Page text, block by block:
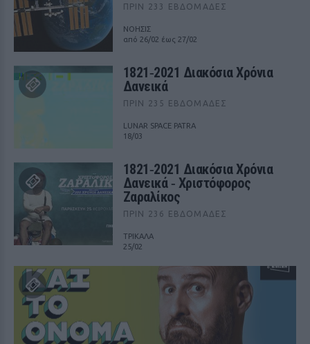
ΠΡΙΝ 233 ΕΒΔΟΜΆΔΕΣ
ΝΟΗΣΙΣ
από 26/02 έως 27/02
1821‑2021 Διακόσια Χρόνια
Δανεικά
ΠΡΙΝ 235 ΕΒΔΟΜΆΔΕΣ
LUNAR SPACE PATRA
18/03
1821‑2021 Διακόσια Χρόνια
Δανεικά ‑ Χριστόφορος
Ζαραλίκος
ΠΡΙΝ 236 ΕΒΔΟΜΆΔΕΣ
ΤΡΙΚΑΛΑ
25/02